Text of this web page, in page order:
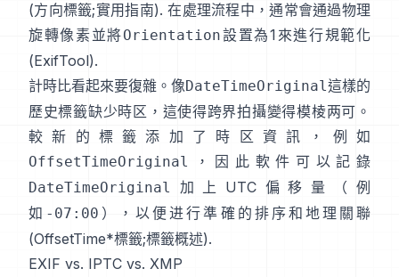
(方向標籤;實用指南). 在處理流程中，通常會通過物理
旋轉像素並將Orientation設置為1來進行規範化
(ExifTool).
計時比看起來要復雜。像DateTimeOriginal這樣的
歷史標籤缺少時区，這使得跨界拍攝變得模棱两可。
較新的標籤添加了時区資訊，例如
OffsetTimeOriginal ，因此軟件可以記錄
DateTimeOriginal
加上UTC偏移量（例
如 -07:00 ），以便进行準確的排序和地理關聯
(OffsetTime*標籤;標籤概述).
EXIF vs. IPTC vs. XMP